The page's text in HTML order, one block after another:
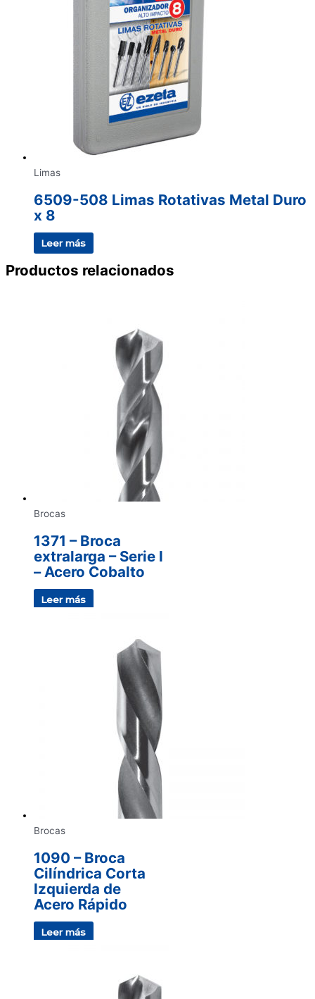
Limas
6509-508 Limas Rotativas Metal Duro
x 8
Leer más
Productos relacionados
Brocas
1371 – Broca
extralarga – Serie I
– Acero Cobalto
Leer más
Brocas
1090 – Broca
Cilíndrica Corta
Izquierda de
Acero Rápido
Leer más